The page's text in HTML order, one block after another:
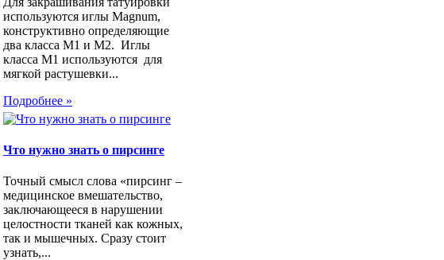
используются иглы Magnum,
конструктивно определяющие
два класса М1 и М2. Иглы
класса M1 используются для
мягкой растушевки...
Подробнее »
Что нужно знать о пирсинге
Точный смысл слова «пирсинг –
медицинское вмешательство,
заключающееся в нарушении
целостности тканей как кожных,
так и мышечных. Сразу стоит
узнать,...